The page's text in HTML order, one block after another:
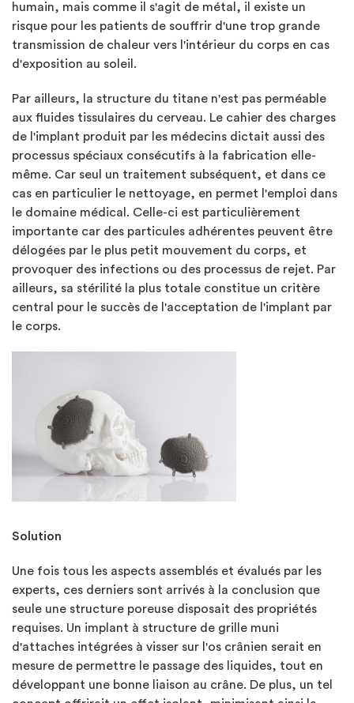
humain, mais comme il s'agit de métal, il existe un
risque pour les patients de souffrir d'une trop grande
transmission de chaleur vers l'intérieur du corps en cas
d'exposition au soleil.
Par ailleurs, la structure du titane n'est pas perméable
aux fluides tissulaires du cerveau. Le cahier des charges
de l'implant produit par les médecins dictait aussi des
processus spéciaux consécutifs à la fabrication elle-
même. Car seul un traitement subséquent, et dans ce
cas en particulier le nettoyage, en permet l'emploi dans
le domaine médical. Celle-ci est particulièrement
importante car des particules adhérentes peuvent être
délogées par le plus petit mouvement du corps, et
provoquer des infections ou des processus de rejet. Par
ailleurs, sa stérilité la plus totale constitue un critère
central pour le succès de l'acceptation de l'implant par
le corps.
Solution
Une fois tous les aspects assemblés et évalués par les
experts, ces derniers sont arrivés à la conclusion que
seule une structure poreuse disposait des propriétés
requises. Un implant à structure de grille muni
d'attaches intégrées à visser sur l'os crânien serait en
mesure de permettre le passage des liquides, tout en
développant une bonne liaison au crâne. De plus, un tel